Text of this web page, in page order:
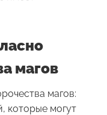
магов
магов:
которые могут